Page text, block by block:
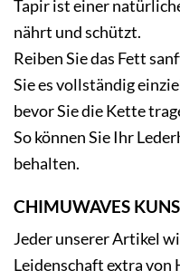
Tapir ist einer
nährt und schützt.
Reiben Sie das Fett
Sie es vollständig
bevor Sie die Kette
So können Sie Ihr
behalten.
CHIMUWAVES
Jeder unserer Artikel
Leidenschaft extra von